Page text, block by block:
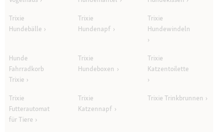
Trixie
Hundebälle
Trixie
Hundenapf
Trixie
Hundewindeln
Hunde
Fahrradkorb
Trixie
Trixie
Hundeboxen
Trixie
Katzentoilette
Trixie
Futterautomat
für Tiere
Trixie
Katzennapf
Trixie Trinkbrunnen